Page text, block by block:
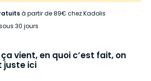
à partir de 89€ chez Kadolis
30 jours
vient, en quoi c’est fait, on
juste ici